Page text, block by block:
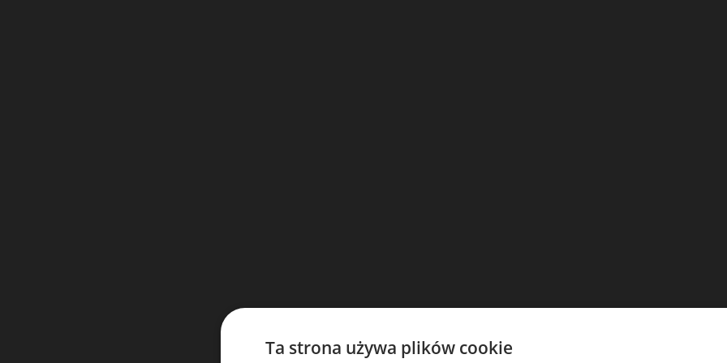
Strona zabezpieczona hasłem
Ta strona używa plików cookie